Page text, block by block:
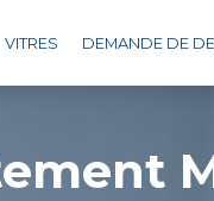
VITRES DEMANDE DE